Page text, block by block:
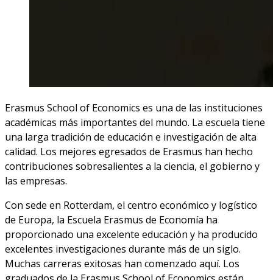
Erasmus School of Economics es una de las instituciones
académicas más importantes del mundo. La escuela tiene
una larga tradición de educación e investigación de alta
calidad. Los mejores egresados ​​de Erasmus han hecho
contribuciones sobresalientes a la ciencia, el gobierno y
las empresas.
Con sede en Rotterdam, el centro económico y logístico
de Europa, la Escuela Erasmus de Economía ha
proporcionado una excelente educación y ha producido
excelentes investigaciones durante más de un siglo.
Muchas carreras exitosas han comenzado aquí. Los